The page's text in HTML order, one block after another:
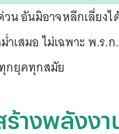
น อันมิอาจหลีกเลี่ยง
เสมอ ไม่เฉพาะ พ.ร.
กยุคทุกสมัย
างพลังงา